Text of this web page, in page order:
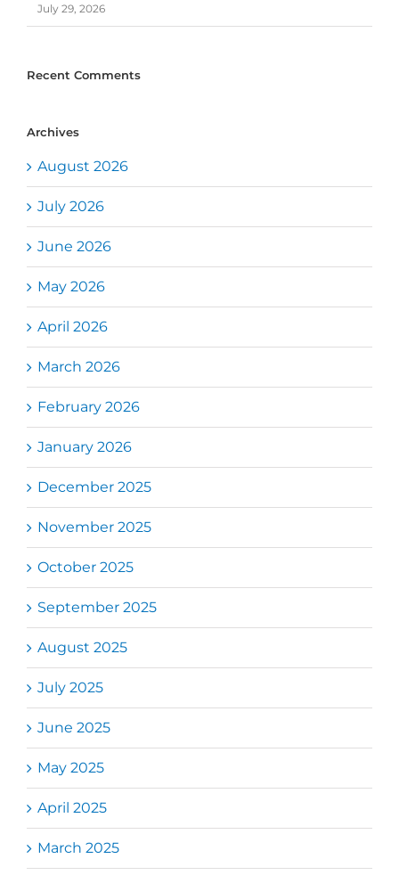
July 29, 2026
Recent Comments
Archives
August 2026
July 2026
June 2026
May 2026
April 2026
March 2026
February 2026
January 2026
December 2025
November 2025
October 2025
September 2025
August 2025
July 2025
June 2025
May 2025
April 2025
March 2025